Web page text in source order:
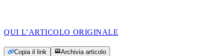
QUI L’ARTICOLO ORIGINALE
Copia il link Archivia articolo